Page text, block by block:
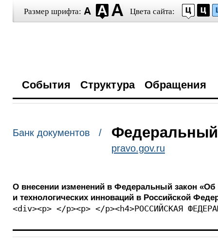
Размер шрифта: Цвета сайта:
События Структура Обращения
Банк документов / Федеральный
pravo.gov.ru
О внесении изменений в Федеральный закон
и технологических инноваций в Российской
<div><p> </p><p> </p><h4>РОССИЙСКАЯ